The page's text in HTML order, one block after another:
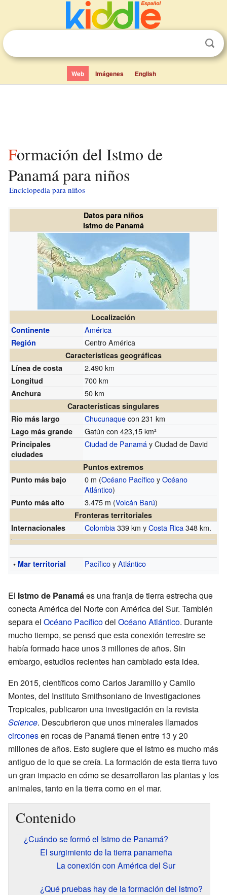
Web Imágenes English
Formación del Istmo de
Panamá para niños
Enciclopedia para niños
Datos para niños
Istmo de Panamá
Localización
Continente
América
Región Centro América
Características geográficas
Línea de costa
2.490 km
Longitud 700 km
Anchura 50 km
Características singulares
Río más largo
Chucunaquecon 231 km
Lago más grande Gatún con 423,15 km²
Principales
ciudades
Ciudad de Panamáy Ciudad de David
Puntos extremos
Punto más bajo
0 m (Océano PacíficoyOcéano
Atlántico)
Punto más alto 3.475 m (Volcán Barú)
Fronteras territoriales
Internacionales
Colombia339 km yCosta Rica348 km.
• Mar territorial PacíficoyAtlántico
El Istmo de Panamáes una franja de tierra estrecha que
conecta América del Norte con América del Sur. También
separa el Océano Pacíficodel Océano Atlántico. Durante
mucho tiempo, se pensó que esta conexión terrestre se
había formado hace unos 3 millones de años. Sin
embargo, estudios recientes han cambiado esta idea.
En 2015, científicos como Carlos Jaramillo y Camilo
Montes, del Instituto Smithsoniano de Investigaciones
Tropicales, publicaron una investigación en la revista
Science. Descubrieron que unos minerales llamados
circonesen rocas de Panamá tienen entre 13 y 20
millones de años. Esto sugiere que el istmo es mucho más
antiguo de lo que se creía. La formación de esta tierra tuvo
un gran impacto en cómo se desarrollaron las plantas y los
animales, tanto en la tierra como en el mar.
Contenido
¿Cuándo se formó el Istmo de Panamá?
El surgimiento de la tierra panameña
La conexión con América del Sur
¿Qué pruebas hay de la formación del istmo?